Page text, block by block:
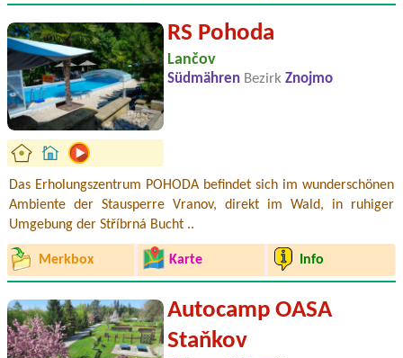
RS Pohoda
Lančov
Südmähren Bezirk Znojmo
Das Erholungszentrum POHODA befindet sich im wunderschönen
Ambiente der Stausperre Vranov, direkt im Wald, in ruhiger
Umgebung der Stříbrná Bucht ..
Merkbox Karte Info
Autocamp OASA
Staňkov